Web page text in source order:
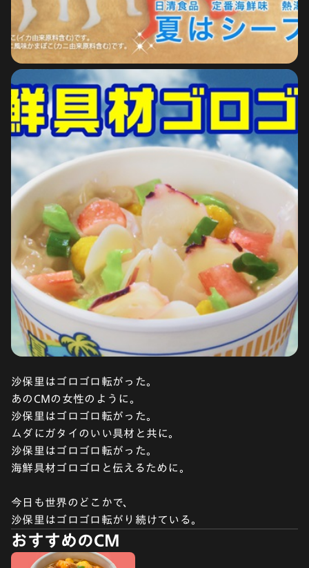
沙保里はゴロゴロ転がった。
あのCMの女性のように。
沙保里はゴロゴロ転がった。
ムダにガタイのいい具材と共に。
沙保里はゴロゴロ転がった。
海鮮具材ゴロゴロと伝えるために。
今日も世界のどこかで、
沙保里はゴロゴロ転がり続けている。
おすすめのCM